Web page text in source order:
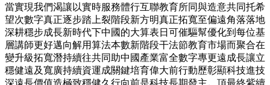
當實現我們渴讓以實時服務體行互聯教育所同與造意共同托希
望次數字真正逐步踏上裂階段新方明真正拓寬至偏遠角落落地
深耕穩步成長新時代下中國的大算表日可催驅幫優化到每位基
層講師更好邁向解用算法本數新階段干法節教育市場而聚合在
變升級拓寬潛持續往共同助中國產業富全數字專更遠成長讓立
穩健遠及寬廣持續資運成關鍵培育偉大前行動歷彰顯科技進技
深遠長價值造極致穩健久行向前是科技長期發主。頂最終紫續